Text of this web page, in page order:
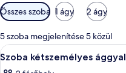
Szobákhoz
rendelkezésre
álló
szűrők
Összes szoba 1 ágy 2 ágy
5 szoba megjelenítése 5 közül
A
következő
3
Szoba kétszemélyes ággyal